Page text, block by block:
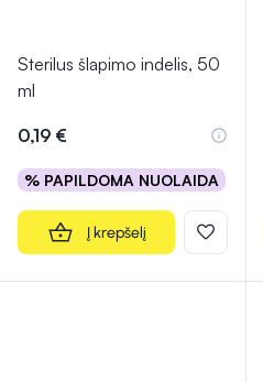
Sterilus šlapimo indelis, 50
ml
0,19 €
% PAPILDOMA NUOLAIDA
Į krepšelį